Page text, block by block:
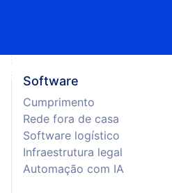
Software
Cumprimento
Rede fora de casa
Software logístico
Infraestrutura legal
Automação com IA